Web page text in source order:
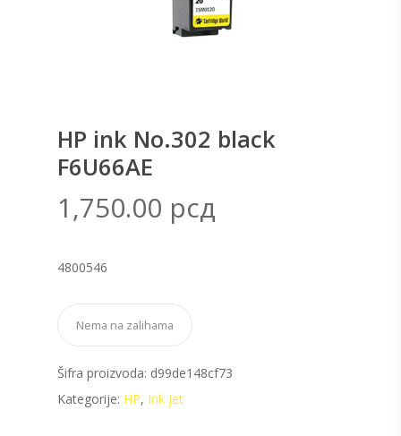
HP ink No.302 black
F6U66AE
1,750.00 рсд
4800546
Nema na zalihama
Šifra proizvoda: d99de148cf73
Kategorije: HP, Ink jet